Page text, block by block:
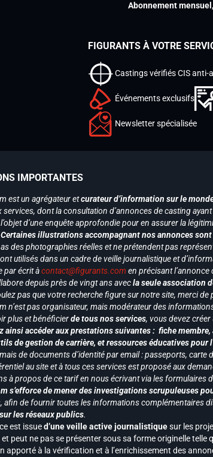
Abonnement
FIGURANTS À VOTRE
Castings vérifiés CIS anti-
Événements exclusifs
Newsletter spécialisée
IMPORTANTES
est un agrégateur etcurateur d’information sur le
dont la consultation d’annonces de casting
d’une enquête approfondie pour en assurer la
Certaines illustrations accompagnant nos annonces
des photographies réelles et ne prétendent pas
utilisés dans un cadre de veille journalistique et
par écrit àcontact@figurants.com en précisant
depuis près de vingt ans avecla seule association
pas que votre recherche figure sur notre site, merci
n’est pas organisateur, mais modérateur des
plus et bénéficierde tous nos services, vous devez
ainsi accéder aux prestations suivantes : fiche
de gestion de carrière, et ressources éducatives pour
de documents d’identité par email : passeports, carte
au site et à tous ces services est proposé aux
à propos de ce tarif en nous écrivant via les formulaires
s’efforce de mener des investigations scrupuleuses
afin de fournir toutes les informations complémentaires
les réseaux publics.
est issued’une veille active journalistiquesur les
et peut ne pas se présenter sous sa forme originelle
apporté à la vérification et à l’enrichissement des